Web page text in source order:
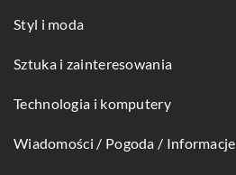
Styl i moda
Sztuka i zainteresowania
Technologia i komputery
Wiadomości / Pogoda / Informacje